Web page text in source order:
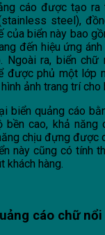
cáo được tạo
steel),
của biển này bao
đến hiệu ứng
Ngoài ra, biển chữ
được phủ một lớp
ảnh trang trí cho
biển quảng cáo
bền cao, khả năng
chịu đựng được
này cũng có tính
khách hàng.
cáo chữ